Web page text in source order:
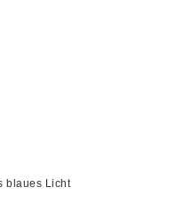
blaues Licht